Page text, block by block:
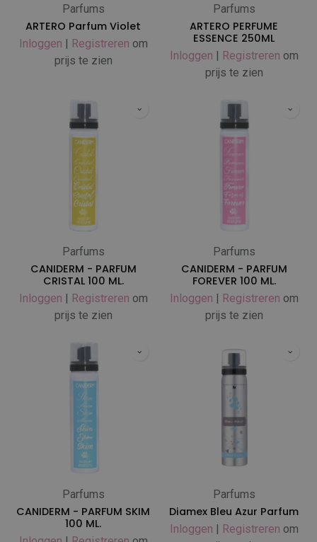
Parfums
ARTERO Parfum Violet
Inloggen | Registreren om
prijs te zien
Parfums
ARTERO PERFUME
ESSENCE 250ML
Inloggen | Registreren om
prijs te zien
Parfums
CANIDERM - PARFUM
CRISTAL 100 ML.
Inloggen | Registreren om
prijs te zien
Parfums
CANIDERM - PARFUM
FOREVER 100 ML.
Inloggen | Registreren om
prijs te zien
Parfums
CANIDERM - PARFUM SKIM
100 ML.
Parfums
Diamex Bleu Azur Parfum
Inloggen | Registreren om